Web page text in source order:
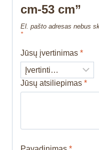
cm-53 cm”
El. pašto adresas nebus
*
Jūsų įvertinimas *
Jūsų atsiliepimas *